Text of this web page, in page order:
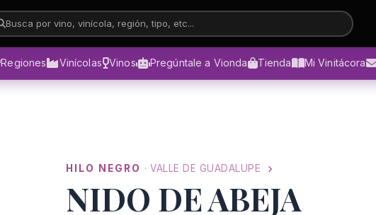
Busca por vino, vinícola, región, tipo, etc...
Regiones Vinícolas Vinos Pregúntale a Vionda Tienda Mi Vinitácora
HILO NEGRO · VALLE DE GUADALUPE
NIDO DE ABEJA